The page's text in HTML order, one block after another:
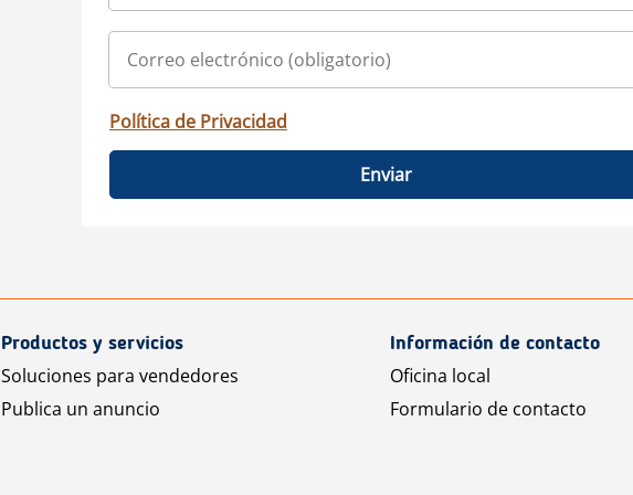
Política de Privacidad
Enviar
Productos y servicios
Soluciones para vendedores
Publica un anuncio
Información de contacto
Oficina local
Formulario de contacto